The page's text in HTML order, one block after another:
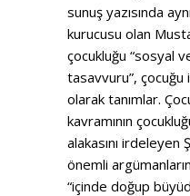
sunuş yazısında
kurucusu olan
çocukluğu “sosyal
tasavvuru”, çocuğu
olarak tanımlar.
kavramının
alakasını irdeleyen
önemli
“içinde doğup